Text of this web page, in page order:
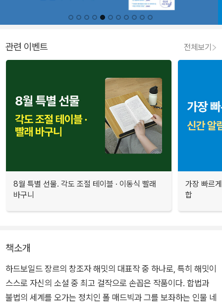
관련 이벤트 전체보기
8월 특별 선물. 각도 조절 테이블 · 이동식 빨래
바구니
가장 빠르
합
책소개
하드보일드 장르의 창조자 해밋의 대표작 중 하나로, 특히 해밋이
스스로 자신의 소설 중 최고 걸작으로 손꼽은 작품이다. 합법과
불법의 세계를 오가는 정치인 폴 매드빅과 그를 보좌하는 인물 네